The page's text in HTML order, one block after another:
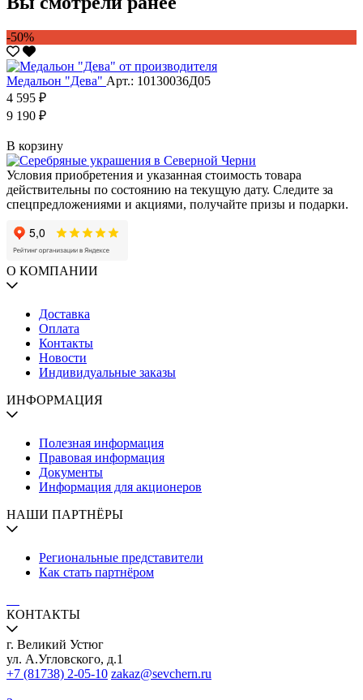
-50%
Медальон "Дева" Арт.: 10130036Д05
4 595 ₽
9 190 ₽
В корзину
Условия приобретения и указанная стоимость товара
действительны по состоянию на текущую дату. Следите за
спецпредложениями и акциями, получайте призы и подарки.
О КОМПАНИИ
Доставка
Оплата
Контакты
Новости
Индивидуальные заказы
ИНФОРМАЦИЯ
Полезная информация
Правовая информация
Документы
Информация для акционеров
НАШИ ПАРТНЁРЫ
Региональные представители
Как стать партнёром
КОНТАКТЫ
г. Великий Устюг
ул. А.Угловского, д.1
+7 (81738) 2-05-10 zakaz@sevchern.ru